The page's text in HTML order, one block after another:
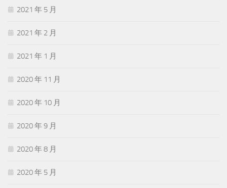
2021 年 5 月
2021 年 2 月
2021 年 1 月
2020 年 11 月
2020 年 10 月
2020 年 9 月
2020 年 8 月
2020 年 5 月